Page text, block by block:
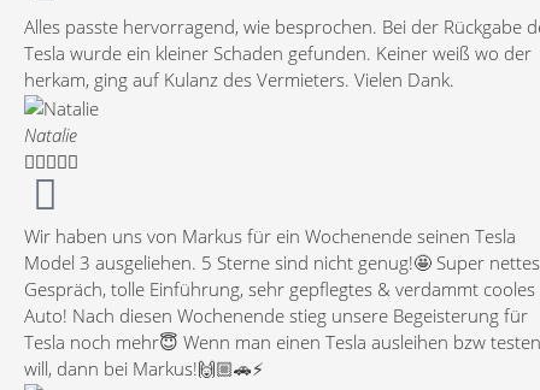
Tablett) über das Model 3. Die nächsten drei Tage waren für
wirklich sehr interessant. Ich denke, dass ich fast alles
habe, Stadtverkehr, Autobahn, Bundesstraßen und Kreisstraßen:
schnelle Spurts, Höchstgeschwindigkeit, im Verkehr
mitschwimmen, Filmen während der Fahrt, Autowächter.
Überrascht hat mich das äußerst schnelle Laden mit dem
Supercharger. Dreimal rief ich Markus wegen Fragen an; zweimal
sofort erreicht, einmal kam der Rückruf innerhalb weniger
Minuten. Die Abgabe des Models 3 lief genauso unkompliziert
die Übergabe ab. Dabei erfuhr ich, dass man demnächst auch
Model Y mieten kann. Dann werde ich sicherlich noch einmal
Parsberg kommen. Bei Markus ist man teslamäßig in besten
Händen.
Alles passte hervorragend, wie besprochen. Bei der Rückgabe
Tesla wurde ein kleiner Schaden gefunden. Keiner weiß wo der
herkam, ging auf Kulanz des Vermieters. Vielen Dank.
Natalie

Wir haben uns von Markus für ein Wochenende seinen Tesla
Model 3 ausgeliehen. 5 Sterne sind nicht genug!🤩 Super nettes
Gespräch, tolle Einführung, sehr gepflegtes & verdammt cooles
Auto! Nach diesen Wochenende stieg unsere Begeisterung für
Tesla noch mehr😇 Wenn man einen Tesla ausleihen bzw testen
will, dann bei Markus!🙌🏼🚗⚡️